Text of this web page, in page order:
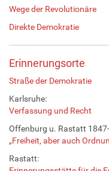
Wege der Revolutionäre
Direkte Demokratie
Erinnerungsorte
Straße der Demokratie
Karlsruhe:
Verfassung und Recht
Offenburg u. Rastatt
„Freiheit, aber auch
Rastatt: